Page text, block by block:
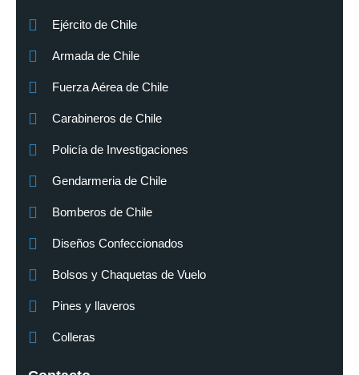
Ejército de Chile
Armada de Chile
Fuerza Aérea de Chile
Carabineros de Chile
Policía de Investigaciones
Gendarmeria de Chile
Bomberos de Chile
Diseños Confeccionados
Bolsos y Chaquetas de Vuelo
Pines y llaveros
Colleras